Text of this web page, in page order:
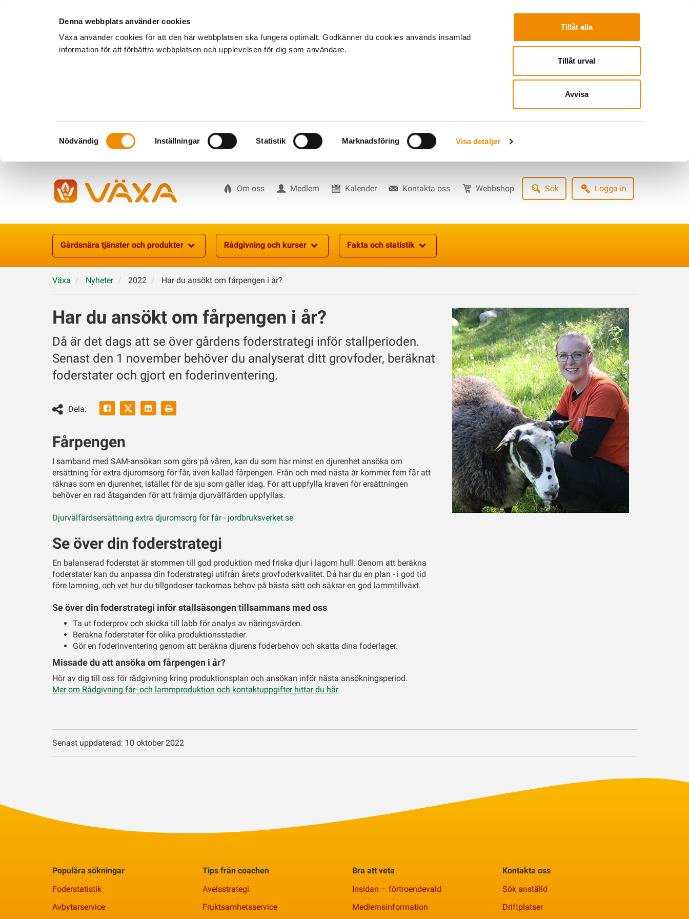
Denna webbplats använder cookies
Växa använder cookies för att den här webbplatsen ska fungera optimalt. Godkänner du cookies används insamlad
information för att förbättra webbplatsen och upplevelsen för dig som användare.
Samtyckesval
Nödvändig Inställningar Statistik Marknadsföring Visa detaljer
Tillåt alla
Tillåt urval
Avvisa
Om oss Medlem Kalender Kontakta oss Webbshop Sök Logga in
Gårdsnära tjänster och produkter
Rådgivning och kurser Fakta och statistik
Växa Nyheter 2022 Har du ansökt om fårpengen i år?
Har du ansökt om fårpengen i år?
Då är det dags att se över gårdens foderstrategi inför stallperioden.
Senast den 1 november behöver du analyserat ditt grovfoder, beräknat
foderstater och gjort en foderinventering.
Dela:
Facebook LinkedinSkriv
Fårpengen
I samband med SAM-ansökan som görs på våren, kan du som har minst en djurenhet ansöka om
ersättning för extra djuromsorg för får, även kallad fårpengen. Från och med nästa år kommer fem får att
räknas som en djurenhet, istället för de sju som gäller idag. För att uppfylla kraven för ersättningen
behöver en rad åtaganden för att främja djurvälfärden uppfyllas.
Djurvälfärdsersättning extra djuromsorg för får - jordbruksverket.se
Se över din foderstrategi
En balanserad foderstat är stommen till god produktion med friska djur i lagom hull. Genom att beräkna
foderstater kan du anpassa din foderstrategi utifrån årets grovfoderkvalitet. Då har du en plan - i god tid
före lamning, och vet hur du tillgodoser tackornas behov på bästa sätt och säkrar en god lammtillväxt.
Se över din foderstrategi inför stallsäsongen tillsammans med oss
Ta ut foderprov och skicka till labb för analys av näringsvärden.
Beräkna foderstater för olika produktionsstadier.
Gör en foderinventering genom att beräkna djurens foderbehov och skatta dina foderlager.
Missade du att ansöka om fårpengen i år?
Hör av dig till oss för rådgivning kring produktionsplan och ansökan inför nästa ansökningsperiod.
Mer om Rådgivning får- och lammproduktion och kontaktuppgifter hittar du här
Senast uppdaterad: 10 oktober 2022
Populära sökningar
Foderstatistik
Avbytarservice
Tips från coachen
Avelsstrategi
Fruktsamhetsservice
Bra att veta
Insidan – förtroendevald
Medlemsinformation
Kontakta oss
Sök anställd
Driftplatser